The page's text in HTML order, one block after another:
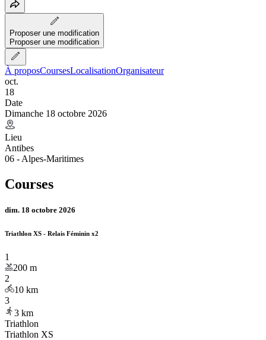
Proposer une modification
Proposer une modification
À proposCoursesLocalisationOrganisateur
oct.
18
Date
Dimanche 18 octobre 2026
Lieu
Antibes
06 - Alpes-Maritimes
Courses
dim. 18 octobre 2026
Triathlon XS - Relais Féminin x2
1
200 m
2
10 km
3
3 km
Triathlon
Triathlon XS